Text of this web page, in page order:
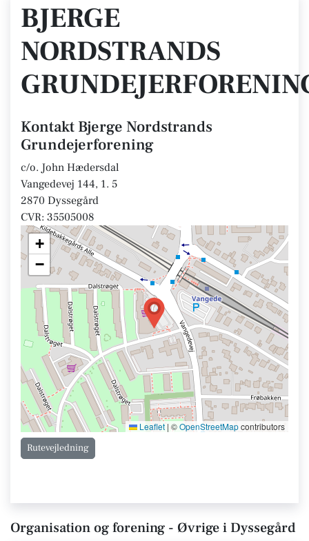
BJERGE
NORDSTRANDS
Kontakt Bjerge Nordstrands
Grundejerforening
c/o. John Hædersdal
Vangedevej 144, 1. 5
2870 Dyssegård
CVR: 35505008
+
−
Leaflet |©OpenStreetMapcontributors
Rutevejledning
Organisation og forening - Øvrige i Dyssegård